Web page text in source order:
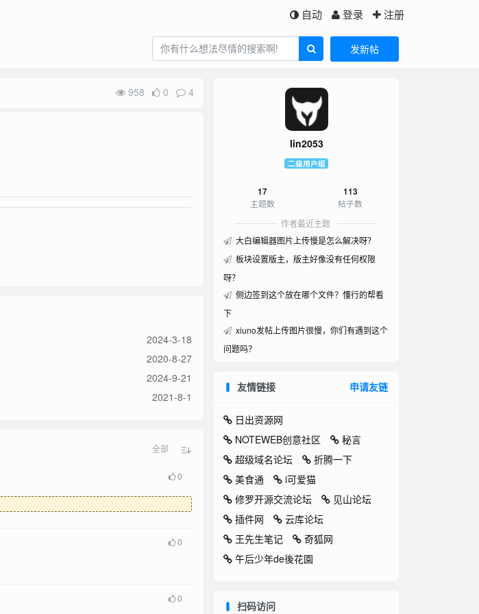
自动 登录 注册
发新帖
958 0 4
2024-3-18
2020-8-27
2024-9-21
2021-8-1
全部
0
0
0
lin2053
二级用户组
17
主题数
113
帖子数
作者最近主题
大白编辑器图片上传慢是怎么解决呀？
板块设置版主，版主好像没有任何权限
呀？
侧边签到这个放在哪个文件？懂行的帮看
下
xiuno发帖上传图片很慢，你们有遇到这个
问题吗？
友情链接 申请友链
日出资源网
NOTEWEB创意社区
秘言
超级域名论坛
折腾一下
美食通
i可爱猫
修罗开源交流论坛
见山论坛
插件网
云库论坛
王先生笔记
奇狐网
午后少年de後花園
扫码访问